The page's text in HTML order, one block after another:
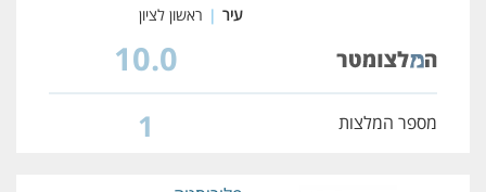
עיר | ראשון לציון
10.0
מספר המלצות 1